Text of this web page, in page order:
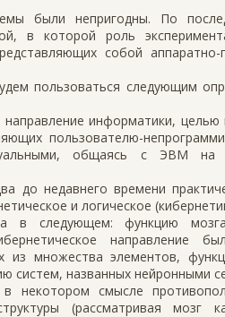
были непригодны. По
в которой роль
собой
пользоваться следующим
информатики, целью
пользователю-
общаясь с ЭВМ на
до недавнего времени
и логическое
в следующем: функцию
направление
из множества элементов,
систем, названных нейронными
в некотором смысле
(рассматривая мозг